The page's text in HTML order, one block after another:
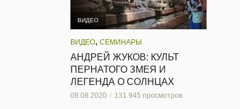
ВИДЕО
ВИДЕО, СЕМИНАРЫ
АНДРЕЙ ЖУКОВ: КУЛЬТ
ПЕРНАТОГО ЗМЕЯ И
ЛЕГЕНДА О СОЛНЦАХ
08.08.2020 131 945 просмотров